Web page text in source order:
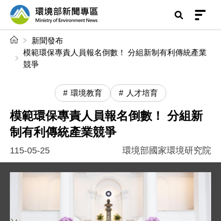
前往中央內容區塊
環境部新聞專區
新聞發布
模範環保專責人員報名倒數！ 分組新制有利傳統產業
競爭
環境教育 人才培育
模範環保專責人員報名倒數！ 分組新
制有利傳統產業競爭
115-05-25 環境部國家環境研究院